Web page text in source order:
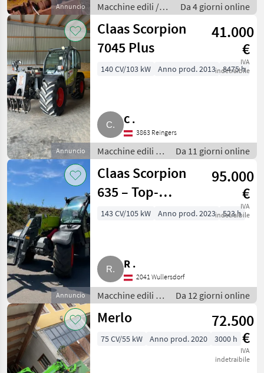
Marketplace
Offerte dei
rivenditori
Annuncio
Macchine edili /
Caricatori
telescopici
Da 4 giorni online
Annuncio
Claas Scorpion
7045 Plus
41.000
€
IVA
indetraibile
140 CV/103 kW Anno prod. 2013 8475 h
C .
3863 Reingers
Macchine edili /
Caricatori
telescopici
Da 11 giorni online
Annuncio
Claas Scorpion
635 – Top-
Zustand – nur
95.000
€
IVA
indetraibile
143 CV/105 kW Anno prod. 2023 523 h
R .
2041 Wullersdorf
Macchine edili /
Caricatori
telescopici
Da 12 giorni online
Merlo
72.500
€
IVA
indetraibile
75 CV/55 kW Anno prod. 2020 3000 h